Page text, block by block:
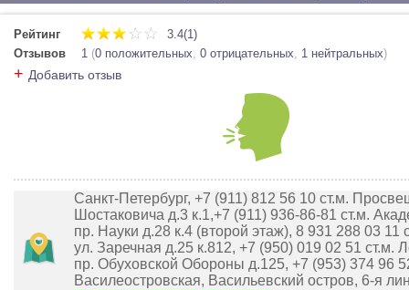
Рейтинг
3.4(1)
Отзывов
1 (0 положительных, 0 отрицательных, 1 нейтральных)
+ Добавить отзыв
Санкт-Петербург, +7 (911) 812 56 10 ст.м.
Шостаковича д.3 к.1,+7 (911) 936-86-81 ст.м.
пр. Науки д.28 к.4 (второй этаж), 8 931 288 03 11
ул. Заречная д.25 к.812, +7 (950) 019 02 51 ст.м.
пр. Обуховской Обороны д.125, +7 (953) 374 96
Василеостровская, Васильевский остров, 6-я